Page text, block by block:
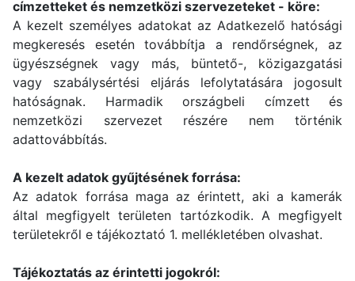
címzetteket és nemzetközi szervezeteket - köre:
A kezelt személyes adatokat az Adatkezelő hatósági
megkeresés esetén továbbítja a rendőrségnek, az
ügyészségnek vagy más, büntető-, közigazgatási
vagy szabálysértési eljárás lefolytatására jogosult
hatóságnak. Harmadik országbeli címzett és
nemzetközi szervezet részére nem történik
adattovábbítás.
A kezelt adatok gyűjtésének forrása:
Az adatok forrása maga az érintett, aki a kamerák
által megfigyelt területen tartózkodik. A megfigyelt
területekről e tájékoztató 1. mellékletében olvashat.
Tájékoztatás az érintetti jogokról: